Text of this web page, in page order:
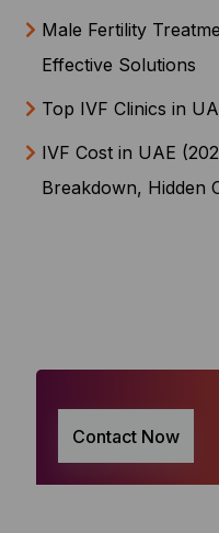
Male Fertility
Effective Solutions
Top IVF Clinics in
IVF Cost in UAE
Breakdown, Hidden
Contact Now